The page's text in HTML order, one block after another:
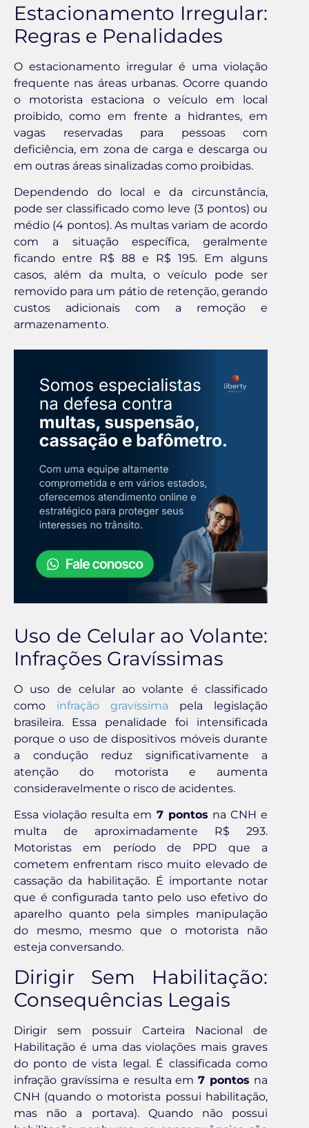
Estacionamento Irregular:
Regras e Penalidades
O estacionamento irregular é uma violação
frequente nas áreas urbanas. Ocorre quando
o motorista estaciona o veículo em local
proibido, como em frente a hidrantes, em
vagas reservadas para pessoas com
deficiência, em zona de carga e descarga ou
em outras áreas sinalizadas como proibidas.
Dependendo do local e da circunstância,
pode ser classificado como leve (3 pontos) ou
médio (4 pontos). As multas variam de acordo
com a situação específica, geralmente
ficando entre R$ 88 e R$ 195. Em alguns
casos, além da multa, o veículo pode ser
removido para um pátio de retenção, gerando
custos adicionais com a remoção e
armazenamento.
Uso de Celular ao Volante:
Infrações Gravíssimas
O uso de celular ao volante é classificado
como infração gravíssima pela legislação
brasileira. Essa penalidade foi intensificada
porque o uso de dispositivos móveis durante
a condução reduz significativamente a
atenção do motorista e aumenta
consideravelmente o risco de acidentes.
Essa violação resulta em 7 pontos na CNH e
multa de aproximadamente R$ 293.
Motoristas em período de PPD que a
cometem enfrentam risco muito elevado de
cassação da habilitação. É importante notar
que é configurada tanto pelo uso efetivo do
aparelho quanto pela simples manipulação
do mesmo, mesmo que o motorista não
esteja conversando.
Dirigir Sem Habilitação:
Consequências Legais
Dirigir sem possuir Carteira Nacional de
Habilitação é uma das violações mais graves
do ponto de vista legal. É classificada como
infração gravíssima e resulta em7 pontos na
CNH (quando o motorista possui habilitação,
mas não a portava). Quando não possui